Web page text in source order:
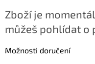
cena:
Zboží je
můžeš pohlídat o
Možnosti doručení